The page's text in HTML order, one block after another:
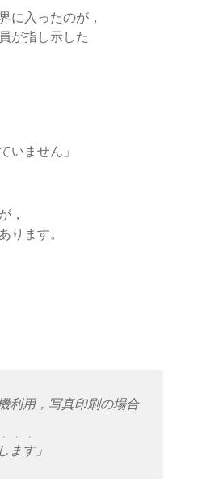
に入ったのが，
が指し示した
いません」
，
ります。
利用，写真印刷の場合
ます
・・
」